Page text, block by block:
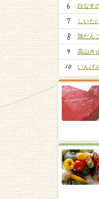
白なす
しいた
鶏だん
高山き
いんげ